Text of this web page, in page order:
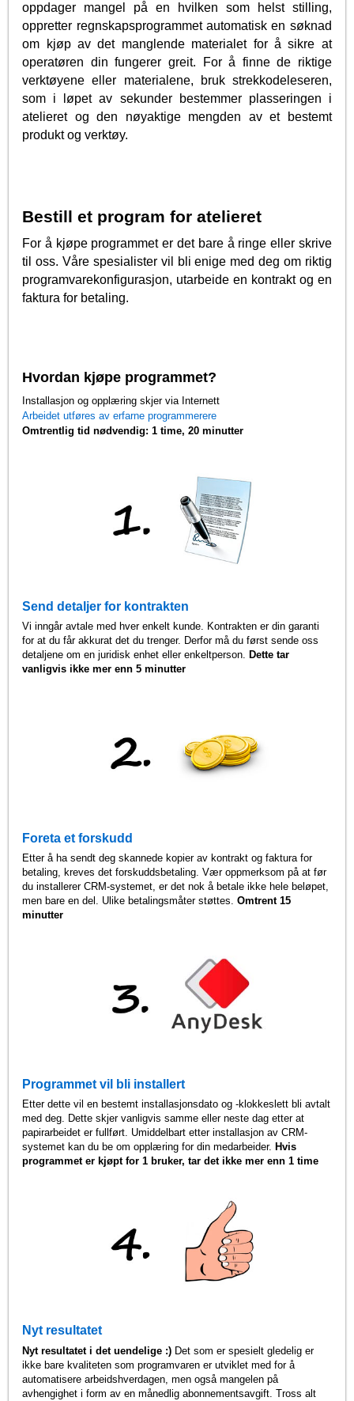
oppdager mangel på en hvilken som helst stilling,
oppretter regnskapsprogrammet automatisk en søknad
om kjøp av det manglende materialet for å sikre at
operatøren din fungerer greit. For å finne de riktige
verktøyene eller materialene, bruk strekkodeleseren,
som i løpet av sekunder bestemmer plasseringen i
atelieret og den nøyaktige mengden av et bestemt
produkt og verktøy.
Bestill et program for atelieret
For å kjøpe programmet er det bare å ringe eller skrive
til oss. Våre spesialister vil bli enige med deg om riktig
programvarekonfigurasjon, utarbeide en kontrakt og en
faktura for betaling.
Hvordan kjøpe programmet?
Installasjon og opplæring skjer via Internett
Arbeidet utføres av erfarne programmerere
Omtrentlig tid nødvendig: 1 time, 20 minutter
Send detaljer for kontrakten
Vi inngår avtale med hver enkelt kunde. Kontrakten er din garanti
for at du får akkurat det du trenger. Derfor må du først sende oss
detaljene om en juridisk enhet eller enkeltperson.
Dette tar
vanligvis ikke mer enn 5 minutter
Foreta et forskudd
Etter å ha sendt deg skannede kopier av kontrakt og faktura for
betaling, kreves det forskuddsbetaling. Vær oppmerksom på at før
du installerer CRM-systemet, er det nok å betale ikke hele beløpet,
men bare en del. Ulike betalingsmåter støttes.Omtrent 15
minutter
Programmet vil bli installert
Etter dette vil en bestemt installasjonsdato og -klokkeslett bli avtalt
med deg. Dette skjer vanligvis samme eller neste dag etter at
papirarbeidet er fullført. Umiddelbart etter installasjon av CRM-
systemet kan du be om opplæring for din medarbeider. Hvis
programmet er kjøpt for 1 bruker, tar det ikke mer enn 1 time
Nyt resultatet
Nyt resultatet i det uendelige :) Det som er spesielt gledelig er
ikke bare kvaliteten som programvaren er utviklet med for å
automatisere arbeidshverdagen, men også mangelen på
avhengighet i form av en månedlig abonnementsavgift. Tross alt